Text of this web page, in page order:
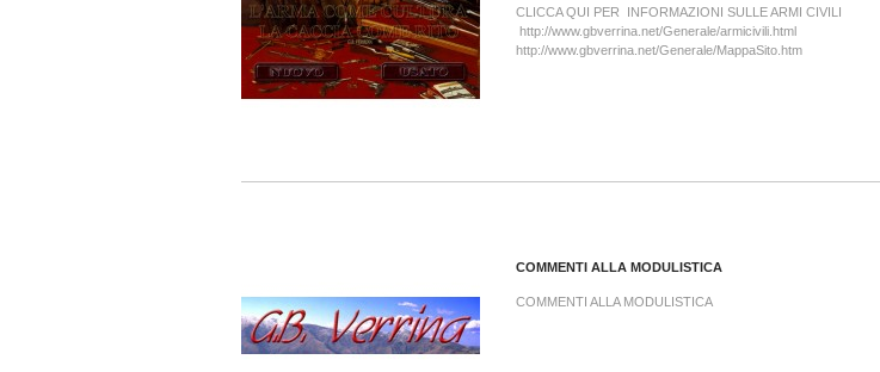
CLICCA QUI PER INFORMAZIONI SULLE ARMI CIVILI
http://www.gbverrina.net/Generale/armicivili.html
http://www.gbverrina.net/Generale/MappaSito.htm
COMMENTI ALLA MODULISTICA
COMMENTI ALLA MODULISTICA